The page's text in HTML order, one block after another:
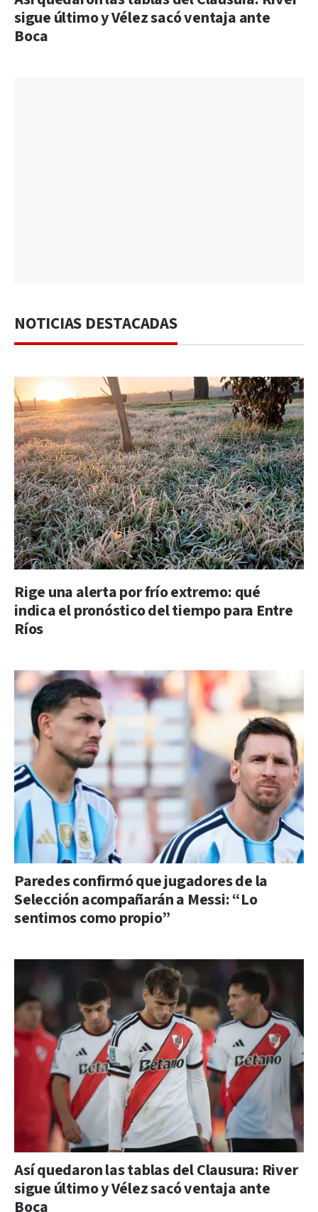
sigue último y Vélez sacó ventaja ante
Boca
NOTICIAS DESTACADAS
Rige una alerta por frío extremo: qué
indica el pronóstico del tiempo para Entre
Ríos
Paredes confirmó que jugadores de la
Selección acompañarán a Messi: “Lo
sentimos como propio”
Así quedaron las tablas del Clausura: River
sigue último y Vélez sacó ventaja ante
Boca